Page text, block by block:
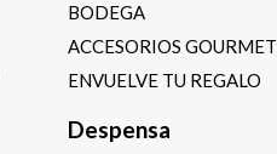
BODEGA
ACCESORIOS GOURMET
ENVUELVE TU REGALO
Despensa